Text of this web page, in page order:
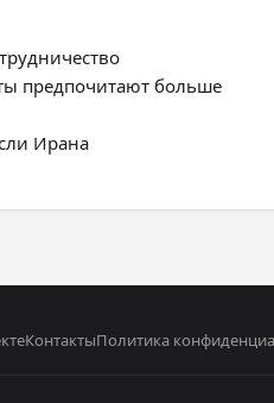
предпочитают больше
Ирана
КонтактыПолитика